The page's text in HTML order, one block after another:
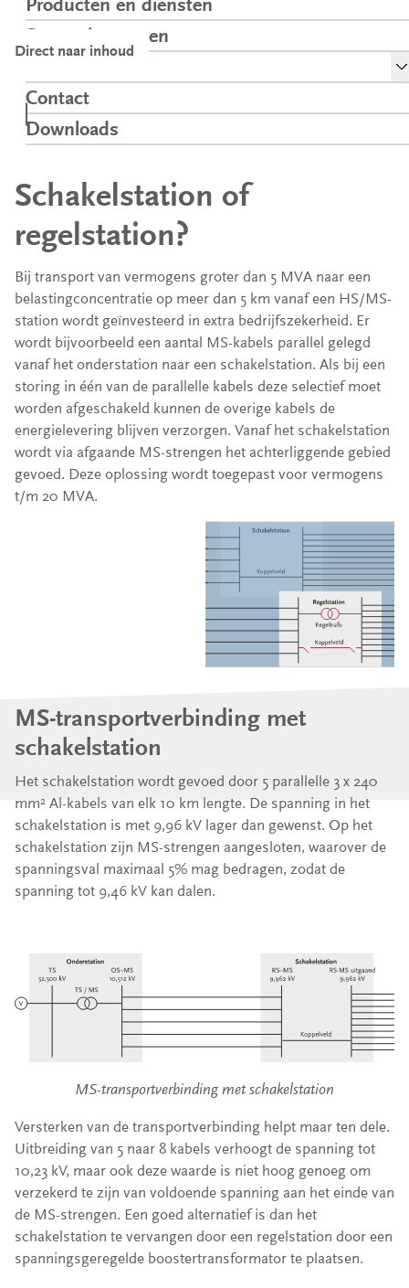
Direct naar inhoud
Samen innoveren
Contact
Downloads
Opent in een nieuw tabblad
Home
Kennis
over
netten
Ontwerpen en
bedrijfsvoering
Schakelstation of
regelstation?
Schakelstation of
regelstation?
Bij transport van vermogens groter dan 5 MVA naar een
belastingconcentratie op meer dan 5 km vanaf een HS/MS-
station wordt geïnvesteerd in extra bedrijfszekerheid. Er
wordt bijvoorbeeld een aantal MS-kabels parallel gelegd
vanaf het onderstation naar een schakelstation. Als bij een
storing in één van de parallelle kabels deze selectief moet
worden afgeschakeld kunnen de overige kabels de
energielevering blijven verzorgen. Vanaf het schakelstation
wordt via afgaande MS-strengen het achterliggende gebied
gevoed. Deze oplossing wordt toegepast voor vermogens
t/m 20 MVA.
MS-transportverbinding met
schakelstation
Het schakelstation wordt gevoed door 5 parallelle 3 x 240
mm2 Al-kabels van elk 10 km lengte. De spanning in het
schakelstation is met 9,96 kV lager dan gewenst. Op het
schakelstation zijn MS-strengen aangesloten, waarover de
spanningsval maximaal 5% mag bedragen, zodat de
spanning tot 9,46 kV kan dalen.
MS-transportverbinding met schakelstation
Versterken van de transportverbinding helpt maar ten dele.
Uitbreiding van 5 naar 8 kabels verhoogt de spanning tot
10,23 kV, maar ook deze waarde is niet hoog genoeg om
verzekerd te zijn van voldoende spanning aan het einde van
de MS-strengen. Een goed alternatief is dan het
schakelstation te vervangen door een regelstation door een
spanningsgeregelde boostertransformator te plaatsen.